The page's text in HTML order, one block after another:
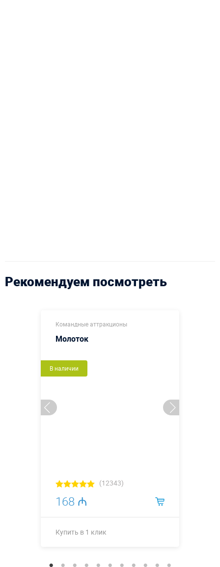
Рекомендуем посмотреть
Командные аттракционы
Молоток
В наличии
(12343)
168 ₼
Купить в 1 клик